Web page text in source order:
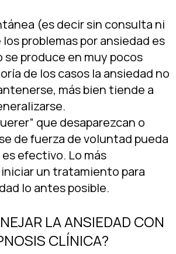
(es decir sin consulta ni
problemas por ansiedad es
se produce en muy pocos
de los casos la ansiedad no
más bien tiende a
que desaparezcan o
de fuerza de voluntad pueda
efectivo. Lo más
un tratamiento para
lo antes posible.
LA ANSIEDAD CON
CLÍNICA?